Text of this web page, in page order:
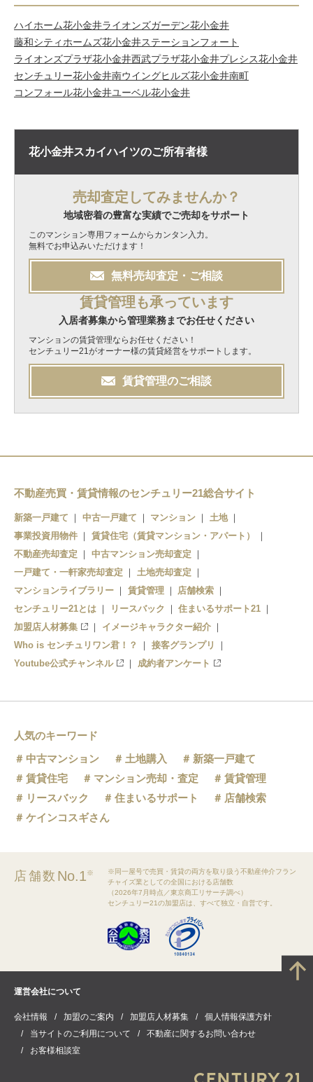
ハイホーム花小金井ライオンズガーデン花小金井
藤和シティホームズ花小金井ステーションフォート
ライオンズプラザ花小金井西武プラザ花小金井プレシス花小金井
センチュリー花小金井南ウイングヒルズ花小金井南町
コンフォール花小金井ユーベル花小金井
花小金井スカイハイツのご所有者様
売却査定してみませんか？
地域密着の豊富な実績でご売却をサポート
このマンション専用フォームからカンタン入力。
無料でお申込みいただけます！
無料売却査定・ご相談
賃貸管理も承っています
入居者募集から管理業務までお任せください
マンションの賃貸管理ならお任せください！
センチュリー21がオーナー様の賃貸経営をサポートします。
賃貸管理のご相談
不動産売買・賃貸情報のセンチュリー21総合サイト
新築一戸建て 中古一戸建て マンション
土地
事業投資用物件
賃貸住宅（賃貸マンション・アパート）
不動産売却査定
中古マンション売却査定
一戸建て・一軒家売却査定
土地売却査定
マンションライブラリー
賃貸管理
店舗検索
センチュリー21とは
リースバック
住まいるサポート21
加盟店人材募集
イメージキャラクター紹介
Who is センチュリワン君！？
接客グランプリ
Youtube公式チャンネル
成約者アンケート
人気のキーワード
中古マンション
土地購入
新築一戸建て
賃貸住宅
マンション売却・査定
賃貸管理
リースバック
住まいるサポート
店舗検索
ケインコスギさん
店舗数 No.1※
※同一屋号で売買・賃貸の両方を取り扱う不動産仲介フラン
チャイズ業としての全国における店舗数
（2026年7月時点／東京商工リサーチ調べ）
センチュリー21の加盟店は、すべて独立・自営です。
運営会社について
会社情報 加盟のご案内 加盟店人材募集
個人情報保護方針
当サイトのご利用について
不動産に関するお問い合わせ
お客様相談室